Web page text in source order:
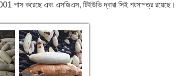
করেছে এবং এসজিএস, টিইউভি দ্বারা সিই শংসাপত্র রয়েছে।